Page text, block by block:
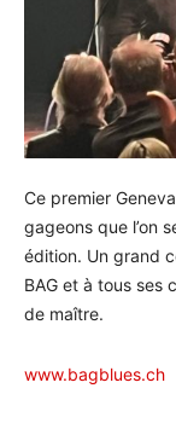
Ce premier
gageons que l’on
édition. Un grand
BAG et à tous ses
de maître.
www.bagblues.ch